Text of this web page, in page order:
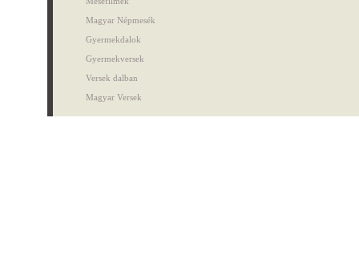
Magyar Népmesék
Gyermekdalok
Gyermekversek
Versek dalban
Magyar Versek